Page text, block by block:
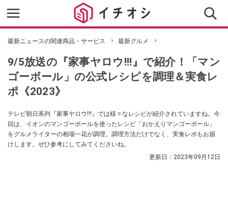
最新ニュースの関連商品・サービス 最新グルメ
9/5放送の『家事ヤロウ!!!』で紹介！「マン
ゴーボール」の公式レシピを調理＆実食レ
ポ《2023》
テレビ朝日系列『家事ヤロウ!!!』では様々なレシピが紹介されていますね。今
回は、イオンのマンゴーボールを使ったレシピ「おかえりマンゴーボール」
をグルメライターの相場一花が調理。調理方法だけでなく、実食レポもお届
けします。ぜひ参考にしてみてくださいね。
更新日： 2023年09月12日